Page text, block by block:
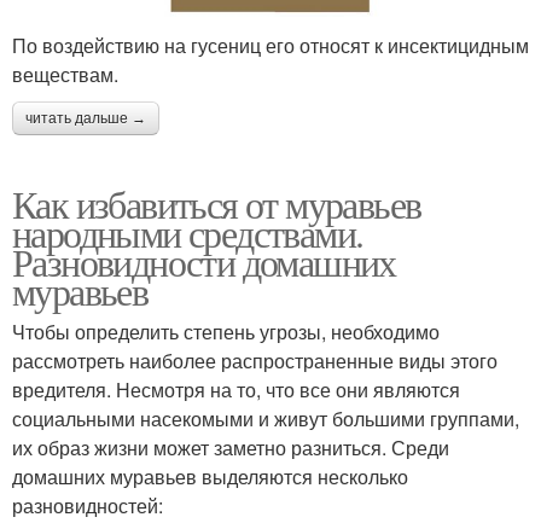
По воздействию на гусениц его относят к инсектицидным
веществам.
читать дальше →
Как избавиться от муравьев
народными средствами.
Разновидности домашних
муравьев
Чтобы определить степень угрозы, необходимо
рассмотреть наиболее распространенные виды этого
вредителя. Несмотря на то, что все они являются
социальными насекомыми и живут большими группами,
их образ жизни может заметно разниться. Среди
домашних муравьев выделяются несколько
разновидностей: